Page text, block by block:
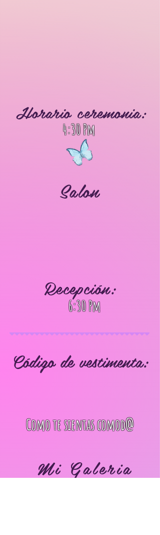
Horario ceremonia:
4:30 Pm
Salon
Recepción:
6:30 Pm
Código de vestimenta:
Como te sientas comod@
Mi Galeria